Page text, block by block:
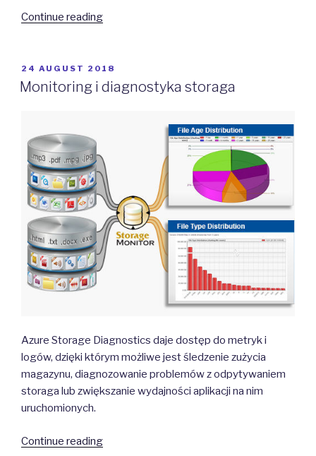
Continue reading“Storage
POSTED
ON
24 AUGUST 2018
Monitoring i diagnostyka storaga
Azure Storage Diagnostics daje dostęp do metryk i
logów, dzięki którym możliwe jest śledzenie zużycia
magazynu, diagnozowanie problemów z odpytywaniem
storaga lub zwiększanie wydajności aplikacji na nim
uruchomionych.
Continue reading“Monitoring